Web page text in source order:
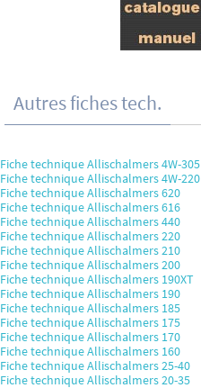
Autres fiches tech.
Fiche technique Allischalmers 4W-305
Fiche technique Allischalmers 4W-220
Fiche technique Allischalmers 620
Fiche technique Allischalmers 616
Fiche technique Allischalmers 440
Fiche technique Allischalmers 220
Fiche technique Allischalmers 210
Fiche technique Allischalmers 200
Fiche technique Allischalmers 190XT
Fiche technique Allischalmers 190
Fiche technique Allischalmers 185
Fiche technique Allischalmers 175
Fiche technique Allischalmers 170
Fiche technique Allischalmers 160
Fiche technique Allischalmers 25-40
Fiche technique Allischalmers 20-35